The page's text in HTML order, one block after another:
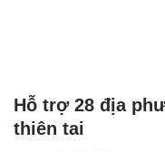
Hỗ trợ 28 địa
thiên tai